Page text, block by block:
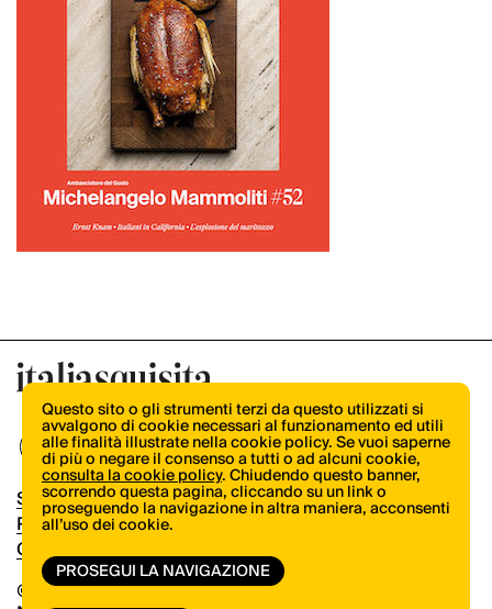
© Copyright 2026.Vertical.it
Shop
Pubblicità
Contatti
Questo sito o gli strumenti terzi da questo utilizzati si
avvalgono di cookie necessari al funzionamento ed utili
alle finalità illustrate nella cookie policy. Se vuoi saperne
di più o negare il consenso a tutti o ad alcuni cookie,
consulta la cookie policy. Chiudendo questo banner,
scorrendo questa pagina, cliccando su un link o
proseguendo la navigazione in altra maniera, acconsenti
all’uso dei cookie.
PROSEGUI LA NAVIGAZIONE